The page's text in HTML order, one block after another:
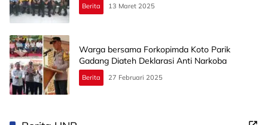
Berita 13 Maret 2025
Warga bersama Forkopimda Koto Parik
Gadang Diateh Deklarasi Anti Narkoba
Berita 27 Februari 2025